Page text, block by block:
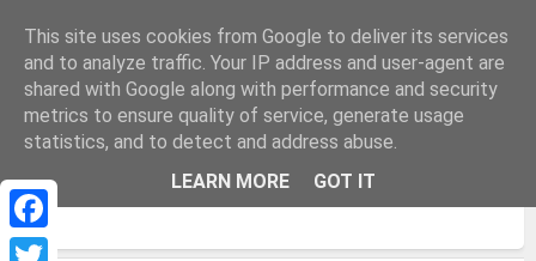
Facebook
UN POTAJE DE GARBANZOS NEGROS
REALES
This site uses cookies from Google to deliver its services
and to analyze traffic. Your IP address and user-agent are
shared with Google along with performance and security
metrics to ensure quality of service, generate usage
statistics, and to detect and address abuse.
LEARN MORE
GOT IT